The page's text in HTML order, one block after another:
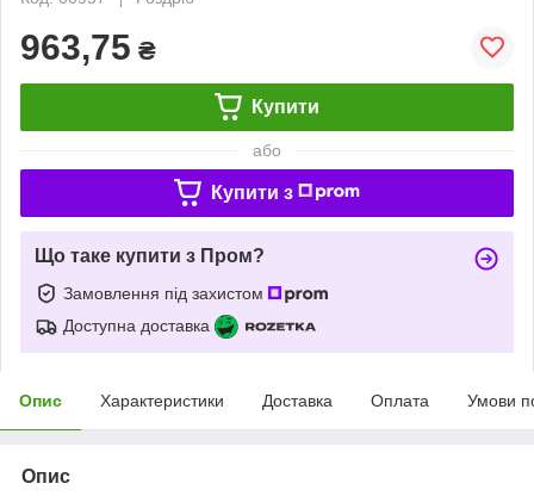
963,75 ₴
Купити
або
Купити з
Що таке купити з Пром?
Замовлення під захистом
Доступна доставка
Опис Характеристики Доставка Оплата Умови
Опис